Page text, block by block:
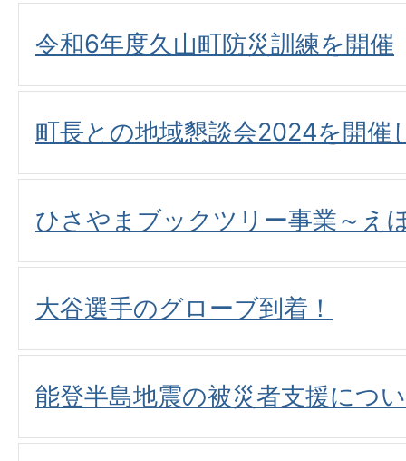
令和6年度久山町防災訓練を開催
町長との地域懇談会2024を開催
ひさやまブックツリー事業～え
大谷選手のグローブ到着！
能登半島地震の被災者支援につ